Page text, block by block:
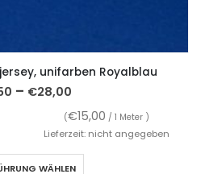
unifarben Royalblau
– €28,00
(€15,00 / 1 Meter )
Lieferzeit: nicht angegeben
WÄHLEN